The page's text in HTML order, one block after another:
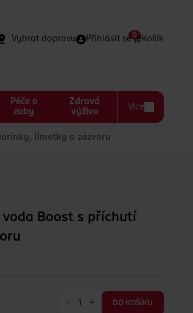
Vybrat dopravu Přihlásit se Košík
0
Péče o
zuby
Zdravá
výživa
Více
limetky a zázvoru
Boost s příchutí
- + DO KOŠÍKU